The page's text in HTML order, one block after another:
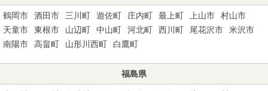
鶴岡市 酒田市 三川町 遊佐町 庄内町 最上町 上山市
村山市
天童市
東根市 山辺町 中山町 河北町 西川町 尾花沢市
米沢市
南陽市
高畠町 山形川西町 白鷹町
福島県